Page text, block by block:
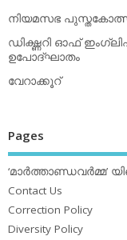
നിയമസഭ
ഡിക്ഷ്ണറി ഓഫ്
ഉപോദ്ഘാതം
വേറാക്കൂറ്
Pages
‘മാര്‍ത്താണ്ഡവര്‍മ്മ’
Contact Us
Correction Policy
Diversity Policy